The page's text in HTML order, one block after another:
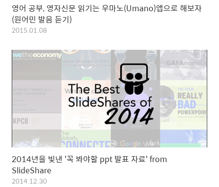
영어 공부, 영자신문 읽기는 우마노(Umano)앱으로 해보자
(원어민 발음 듣기)
2015.01.08
2014년을 빛낸 '꼭 봐야할 ppt 발표 자료' from
SlideShare
2014.12.30